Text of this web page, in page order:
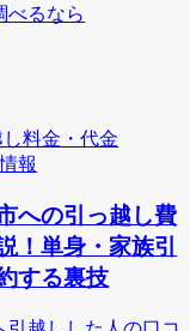
べるなら
料金・代金
報
への引っ越し費
！単身・家族引
する裏技